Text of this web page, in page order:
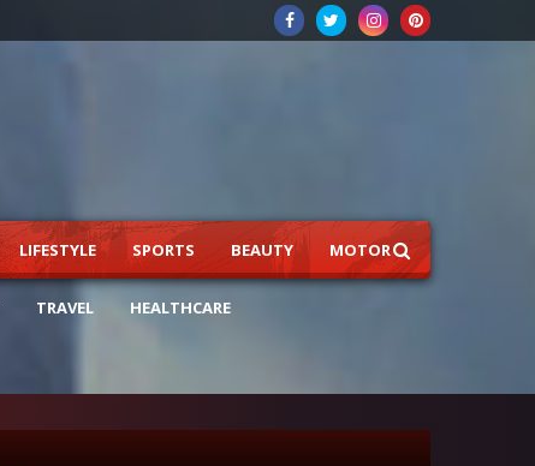
LIFESTYLE SPORTS BEAUTY MOTOR
TRAVEL HEALTHCARE